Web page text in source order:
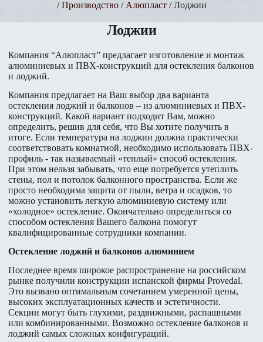
/Производство / Алюпласт / Лоджии
Лоджии
Компания “Алюпласт” предлагает изготовление и монтаж
алюминиевых и ПВХ-конструкций для остекления балконов
и лоджий.
Компания предлагает на Ваш выбор два варианта
остекления лоджий и балконов – из алюминиевых и ПВХ-
конструкций. Какой вариант подходит Вам, можно
определить, решив для себя, что Вы хотите получить в
итоге. Если температура на лоджии должна практически
соответствовать комнатной, необходимо использовать ПВХ-
профиль - так называемый «теплый» способ остекления.
При этом нельзя забывать, что еще потребуется утеплить
стены, пол и потолок балконного пространства. Если же
просто необходима защита от пыли, ветра и осадков, то
можно установить легкую алюминиевую систему или
«холодное» остекление. Окончательно определиться со
способом остекления Вашего балкона помогут
квалифицированные сотрудники компании.
Остекление лоджий и балконов алюминием
Последнее время широкое распространение на российском
рынке получили конструкции испанской фирмы Provedal.
Это вызвано оптимальным сочетанием умеренной цены,
высоких эксплуатационных качеств и эстетичности.
Секции могут быть глухими, раздвижными, распашными
или комбинированными. Возможно остекление балконов и
лоджий самых сложных конфигураций.